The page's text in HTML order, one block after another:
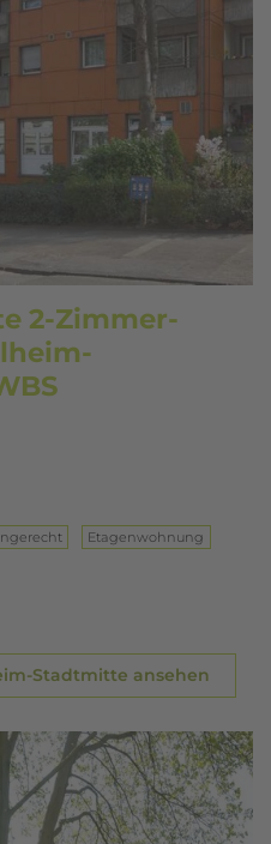
2-Zimmer-
Eta­gen­woh­nung
Stadtmitte ansehen